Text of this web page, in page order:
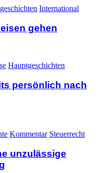
International
gehen
Hauptgeschichten
persönlich nach
Kommentar Steuerrecht
unzulässige